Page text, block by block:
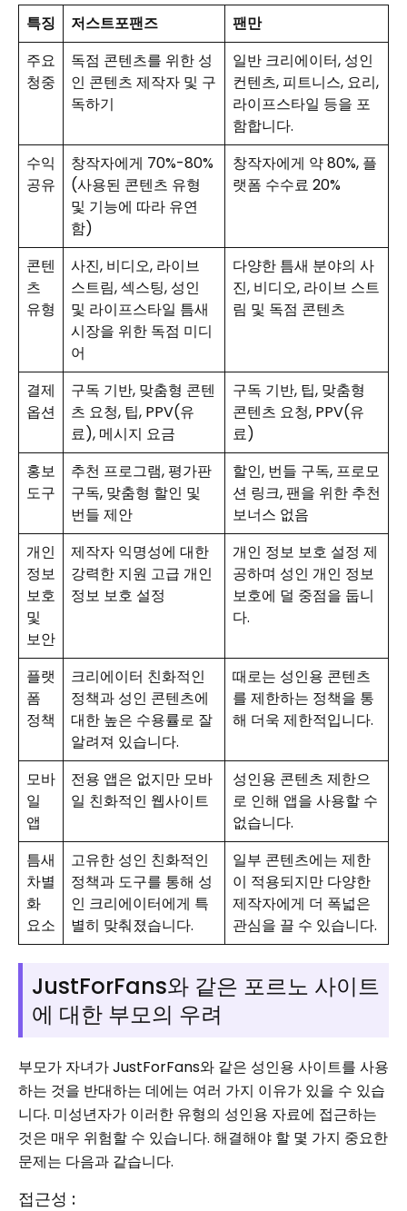
특징 저스트포팬즈
팬만
주요
청중
독점 콘텐츠를 위한 성
인 콘텐츠 제작자 및 구
독하기
일반 크리에이터, 성인
컨텐츠, 피트니스, 요리,
라이프스타일 등을 포
함합니다.
수익
공유
창작자에게 70%-80%
(사용된 콘텐츠 유형
및 기능에 따라 유연
함)
창작자에게 약 80%, 플
랫폼 수수료 20%
콘텐
츠
유형
사진, 비디오, 라이브
스트림, 섹스팅, 성인
및 라이프스타일 틈새
시장을 위한 독점 미디
어
다양한 틈새 분야의 사
진, 비디오, 라이브 스트
림 및 독점 콘텐츠
결제
옵션
구독 기반, 맞춤형 콘텐
츠 요청, 팁, PPV(유
료), 메시지 요금
구독 기반, 팁, 맞춤형
콘텐츠 요청, PPV(유
료)
홍보
도구
추천 프로그램, 평가판
구독, 맞춤형 할인 및
번들 제안
할인, 번들 구독, 프로모
션 링크, 팬을 위한 추천
보너스 없음
개인
정보
보호
및
보안
제작자 익명성에 대한
강력한 지원 고급 개인
정보 보호 설정
개인 정보 보호 설정 제
공하며 성인 개인 정보
보호에 덜 중점을 둡니
다.
플랫
폼
정책
크리에이터 친화적인
정책과 성인 콘텐츠에
대한 높은 수용률로 잘
알려져 있습니다.
때로는 성인용 콘텐츠
를 제한하는 정책을 통
해 더욱 제한적입니다.
모바
일
앱
전용 앱은 없지만 모바
일 친화적인 웹사이트
성인용 콘텐츠 제한으
로 인해 앱을 사용할 수
없습니다.
틈새
차별
화
요소
고유한 성인 친화적인
정책과 도구를 통해 성
인 크리에이터에게 특
별히 맞춰졌습니다.
일부 콘텐츠에는 제한
이 적용되지만 다양한
제작자에게 더 폭넓은
관심을 끌 수 있습니다.
JustForFans와 같은 포르노 사이트
에 대한 부모의 우려
부모가 자녀가 JustForFans와 같은 성인용 사이트를 사용
하는 것을 반대하는 데에는 여러 가지 이유가 있을 수 있습
니다. 미성년자가 이러한 유형의 성인용 자료에 접근하는
것은 매우 위험할 수 있습니다. 해결해야 할 몇 가지 중요한
문제는 다음과 같습니다.
접근성 :